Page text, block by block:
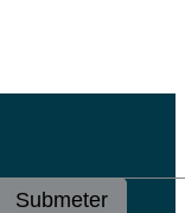
Submeter